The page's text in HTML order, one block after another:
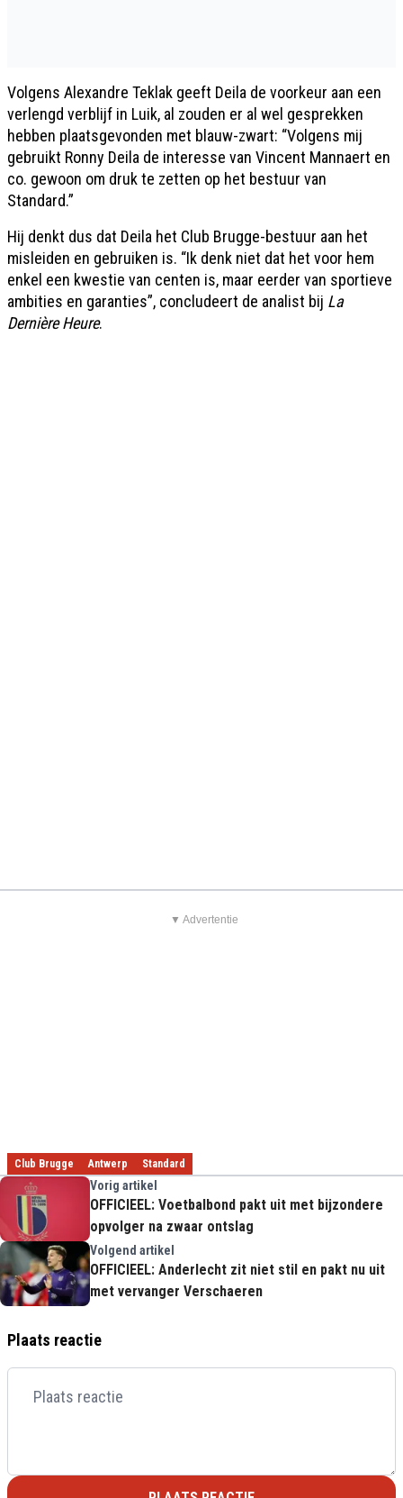
Volgens Alexandre Teklak geeft Deila de voorkeur aan een
verlengd verblijf in Luik, al zouden er al wel gesprekken
hebben plaatsgevonden met blauw-zwart: “Volgens mij
gebruikt Ronny Deila de interesse van Vincent Mannaert en
co. gewoon om druk te zetten op het bestuur van
Standard.”
Hij denkt dus dat Deila het Club Brugge-bestuur aan het
misleiden en gebruiken is. “Ik denk niet dat het voor hem
enkel een kwestie van centen is, maar eerder van sportieve
ambities en garanties”, concludeert de analist bij La
Dernière Heure.
▼ Advertentie
Club Brugge Antwerp Standard
Vorig artikel
OFFICIEEL: Voetbalbond pakt uit met bijzondere
opvolger na zwaar ontslag
Volgend artikel
OFFICIEEL: Anderlecht zit niet stil en pakt nu uit
met vervanger Verschaeren
Plaats reactie